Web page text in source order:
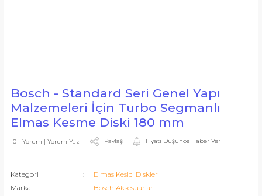
Bosch - Standard Seri Genel Yapı
Malzemeleri İçin Turbo Segmanlı
Elmas Kesme Diski 180 mm
0 - Yorum | Yorum Yaz Paylaş Fiyatı Düşünce Haber Ver
Kategori
Elmas Kesici Diskler
Marka
Bosch Aksesuarlar